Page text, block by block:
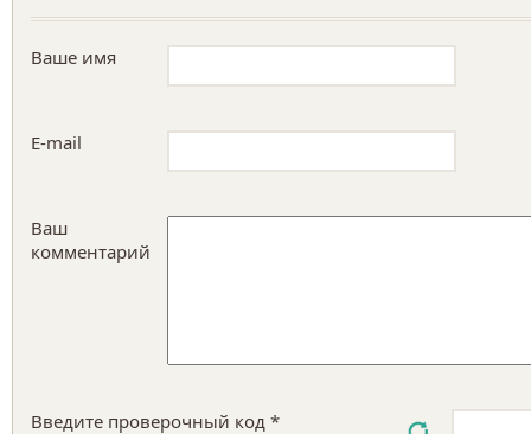
Ваше имя
E-mail
Ваш
комментарий
Введите проверочный код *